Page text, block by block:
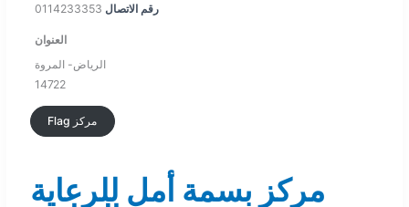
رقم الاتصال 0114233353
العنوان
الرياض- المروة
14722
Flag مركز
مركز بسمة أمل للرعاية